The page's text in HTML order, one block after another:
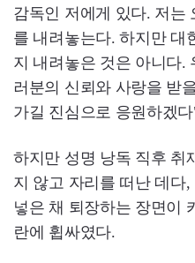
감독인 저에게 있다. 저는
를 내려놓는다. 하지만 대
지 내려놓은 것은 아니다.
러분의 신뢰와 사랑을 받
가길 진심으로 응원하겠
하지만 성명 낭독 직후 취
지 않고 자리를 떠난 데다
넣은 채 퇴장하는 장면이
란에 휩싸였다.